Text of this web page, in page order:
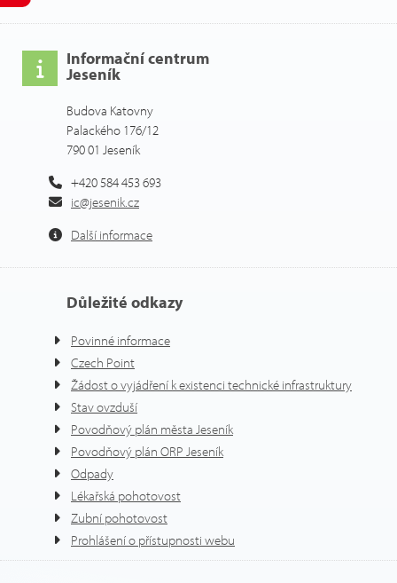
Informační centrum
Jeseník
Budova Katovny
Palackého 176/12
790 01 Jeseník
+420 584 453 693
ic@jesenik.cz
Další informace
Důležité odkazy
Povinné informace
Czech Point
Žádost o vyjádření k existenci technické infrastruktury
Stav ovzduší
Povodňový plán města Jeseník
Povodňový plán ORP Jeseník
Odpady
Lékařská pohotovost
Zubní pohotovost
Prohlášení o přístupnosti webu